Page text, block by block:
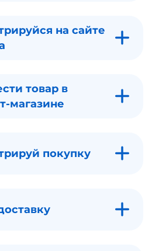
на сайте
товар в
магазине
покупку